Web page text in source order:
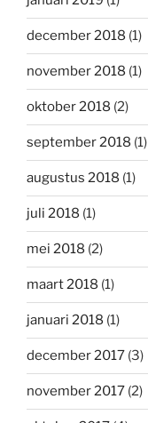
december 2018 (1)
november 2018 (1)
oktober 2018 (2)
september 2018 (1)
augustus 2018 (1)
juli 2018 (1)
mei 2018 (2)
maart 2018 (1)
januari 2018 (1)
december 2017 (3)
november 2017 (2)